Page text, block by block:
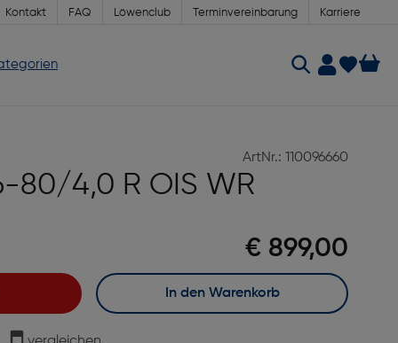
Kontakt FAQ Löwenclub Terminvereinbarung Karriere
ArtNr.: 110096660
80/4,0 R OIS WR
€ 899,00
In den Warenkorb